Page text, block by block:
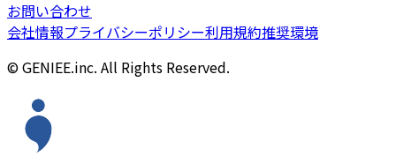
お問い合わせ
会社情報プライバシーポリシー利用規約推奨環境
© GENIEE.inc. All Rights Reserved.